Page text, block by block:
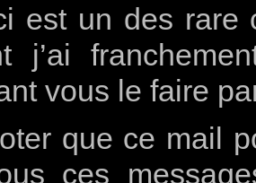
est un des rare
j’ai
vous le faire
que ce mail
ces